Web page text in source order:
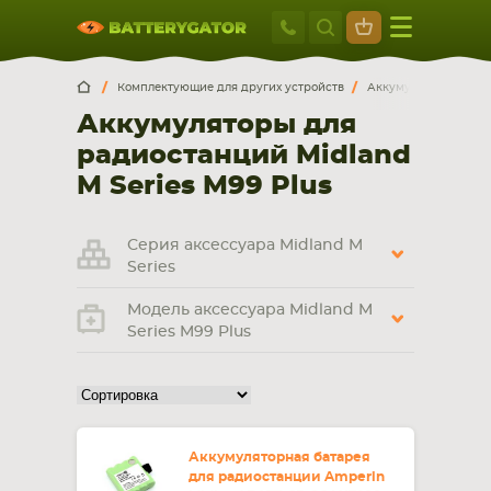
Москва
+7 495 414
Москва
г. Москва, ул. Ткацкая, 5с3 (м. Семеновская)
5 мин. ходьбы от ст.м. “Семеновская”
+7 495 414 28 59
9:00-21:00
смартфона, планшета
Комплектующие для других устройств Аккумуляторы для
Аккумуляторы для
радиостанций Midland
M Series M99 Plus
Серия аксессуара Midland M
Series
Модель аксессуара Midland M
Series M99 Plus
Аккумуляторная батарея
для радиостанции Amperin